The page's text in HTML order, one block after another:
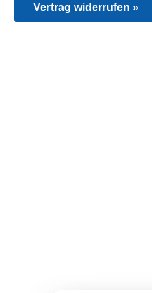
Vertrag widerrufen »